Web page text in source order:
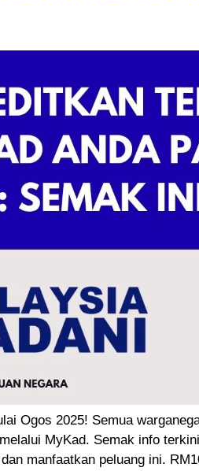
Ogos 2025! Semua
MyKad. Semak info
manfaatkan peluang ini.